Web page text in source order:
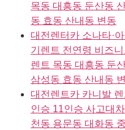
목동 대흥동 둔산동
동 효동 산내동 변동
대전렌터카 소나타·
기렌트 전연령 비즈
렌트 목동 대흥동 둔
삼성동 효동 산내동
대전렌트카 카니발
인승 11인승 사고대
천동 용문동 대화동